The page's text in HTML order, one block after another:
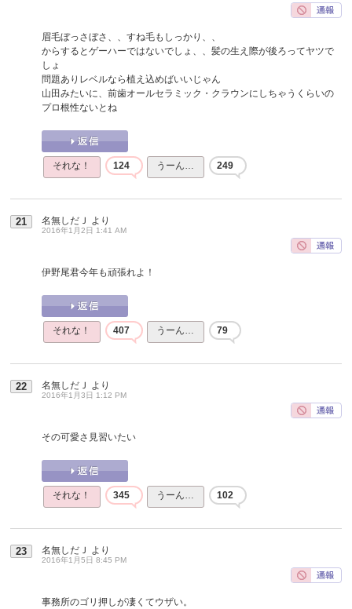
眉毛ぼっさぼさ、、すね毛もしっかり、、
からするとゲーハーではないでしょ、、髪の生え際が後ろってヤツで
しょ
問題ありレベルなら植え込めばいいじゃん
山田みたいに、前歯オールセラミック・クラウンにしちゃうくらいの
プロ根性ないとね
それな！ 124 うーん… 249
21 名無しだＪ より
2016年1月2日 1:41 AM
伊野尾君今年も頑張れよ！
それな！ 407 うーん… 79
22 名無しだＪ より
2016年1月3日 1:12 PM
その可愛さ見習いたい
それな！ 345 うーん… 102
23 名無しだＪ より
2016年1月5日 8:45 PM
事務所のゴリ押しが凄くてウザい。